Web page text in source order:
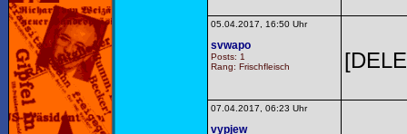
05.04.2017, 16:50 Uhr
svwapo
Posts: 1
Rang: Frischfleisch
07.04.2017, 06:23 Uhr
vypjew